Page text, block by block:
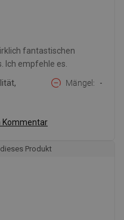
fantastischen
Ich empfehle es.
Mängel -
Kommentar
Produkt